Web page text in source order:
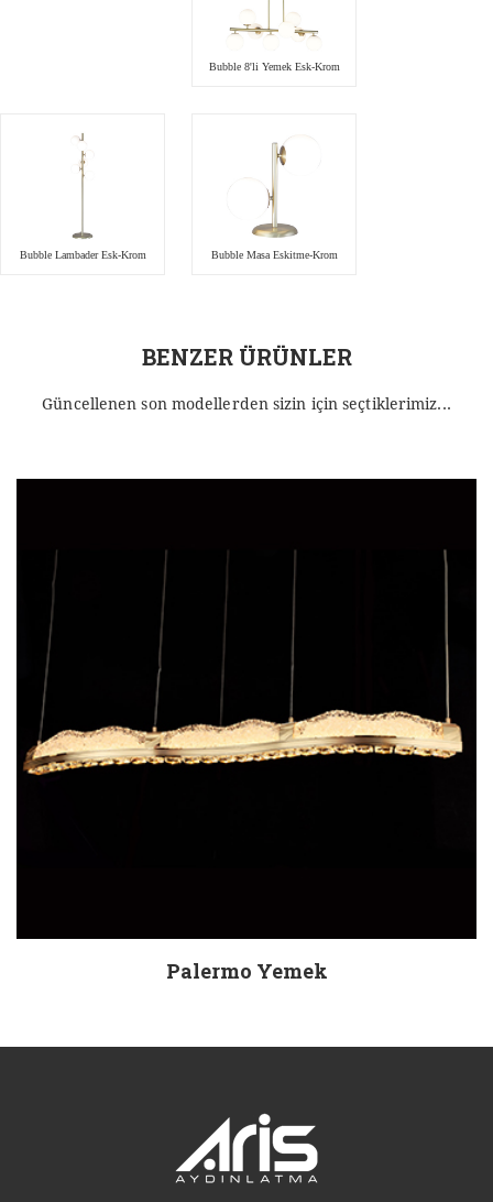
Bubble 8'li Yemek Esk-Krom
Bubble Lambader Esk-Krom Bubble Masa Eskitme-Krom
BENZER ÜRÜNLER
Güncellenen son modellerden sizin için seçtiklerimiz...
Palermo Yemek